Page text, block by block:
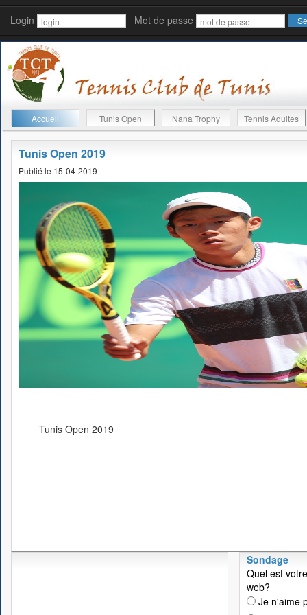
Login Mot de passe
Accueil Tunis Open Nana Trophy Tennis Adultes
Tunis Open 2019
Publié le 15-04-2019
Tunis Open 2019
Sondage
Quel est
web?
Je n'aime